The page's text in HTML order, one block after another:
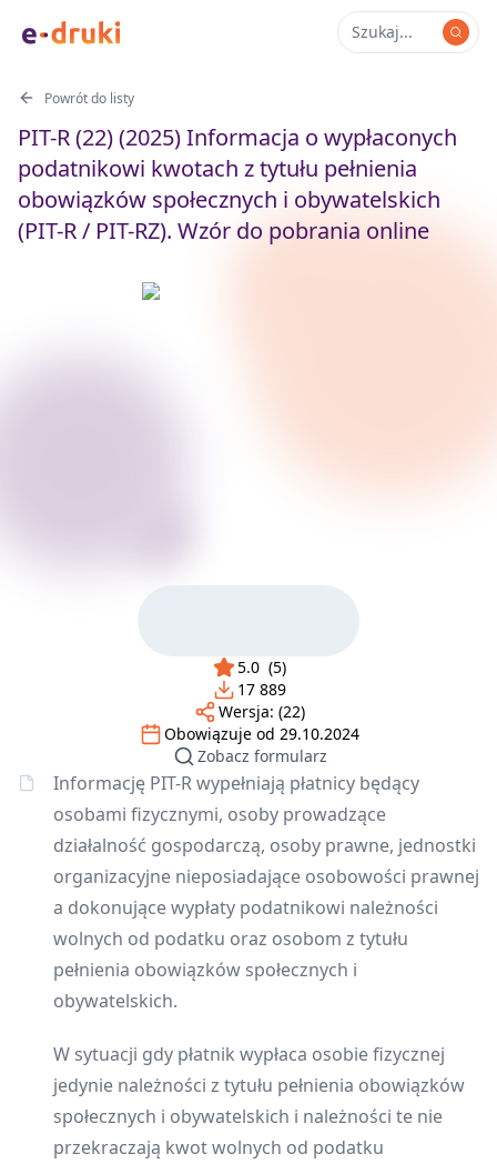
Powrót do listy
PIT-R (22) (2025) Informacja o wypłaconych
podatnikowi kwotach z tytułu pełnienia
obowiązków społecznych i obywatelskich
(PIT-R / PIT-RZ). Wzór do pobrania online
5.0 (5)
17 889
Wersja: (22)
Obowiązuje od 29.10.2024
Zobacz formularz
Informację PIT-R wypełniają płatnicy będący
osobami fizycznymi, osoby prowadzące
działalność gospodarczą, osoby prawne, jednostki
organizacyjne nieposiadające osobowości prawnej
a dokonujące wypłaty podatnikowi należności
wolnych od podatku oraz osobom z tytułu
pełnienia obowiązków społecznych i
obywatelskich.
W sytuacji gdy płatnik wypłaca osobie fizycznej
jedynie należności z tytułu pełnienia obowiązków
społecznych i obywatelskich i należności te nie
przekraczają kwot wolnych od podatku